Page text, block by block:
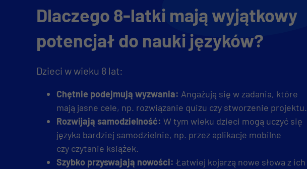
Dlaczego 8-latki mają wyjątkowy
potencjał do nauki języków?
Dzieci w wieku 8 lat:
Chętnie podejmują wyzwania: Angażują się w zadania, które
mają jasne cele, np. rozwiązanie quizu czy stworzenie projektu.
Rozwijają samodzielność: W tym wieku dzieci mogą uczyć się
języka bardziej samodzielnie, np. przez aplikacje mobilne
czy czytanie książek.
Szybko przyswajają nowości: Łatwiej kojarzą nowe słowa z ich